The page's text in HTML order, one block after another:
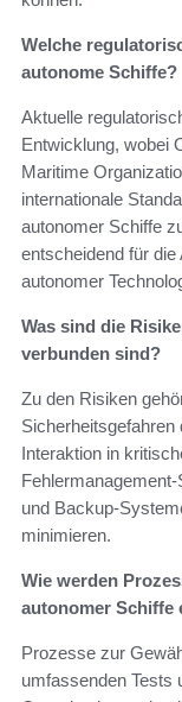
Welche
autonome Schiffe?
Aktuelle
Entwicklung, wobei
Maritime
internationale
autonomer Schiffe
entscheidend für
autonomer
Was sind die
verbunden sind?
Zu den Risiken
Interaktion in
und Backup-
minimieren.
Wie werden
autonomer Schiffe
Prozesse zur
umfassenden Tests